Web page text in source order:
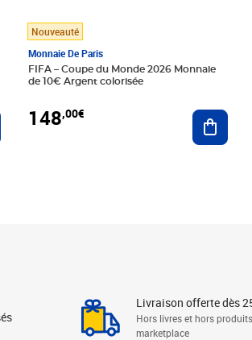
au panier
Nouveauté
Monnaie De Paris
FIFA – Coupe du Monde 2026 Monnaie
de 10€ Argent colorisée
148,00€
Livraison offerte dès
Hors livres et hors produits
marketplace